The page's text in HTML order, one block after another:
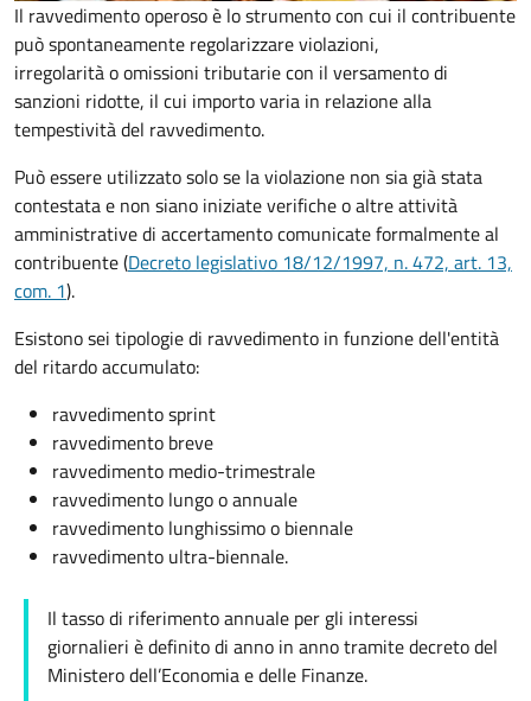
Il ravvedimento operoso è lo strumento con cui il contribuente
può spontaneamente regolarizzare violazioni,
irregolarità o omissioni tributarie con il versamento di
sanzioni ridotte, il cui importo varia in relazione alla
tempestività del ravvedimento.
Può essere utilizzato solo se la violazione non sia già stata
contestata e non siano iniziate verifiche o altre attività
amministrative di accertamento comunicate formalmente al
contribuente (Decreto legislativo 18/12/1997, n. 472, art. 13,
com. 1).
Esistono sei tipologie di ravvedimento in funzione dell'entità
del ritardo accumulato:
ravvedimento sprint
ravvedimento breve
ravvedimento medio-trimestrale
ravvedimento lungo o annuale
ravvedimento lunghissimo o biennale
ravvedimento ultra-biennale.
Il tasso di riferimento annuale per gli interessi
giornalieri è definito di anno in anno tramite decreto del
Ministero dell’Economia e delle Finanze.